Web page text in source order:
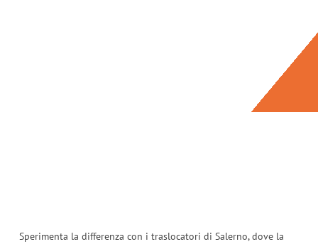
Sperimenta la differenza con i traslocatori di Salerno, dove la